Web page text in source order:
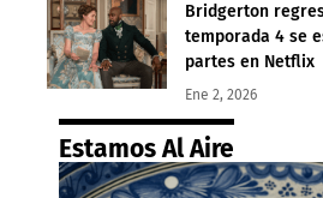
Bridgerton
temporada 4 se
partes en Netflix
Ene 2, 2026
Estamos Al Aire